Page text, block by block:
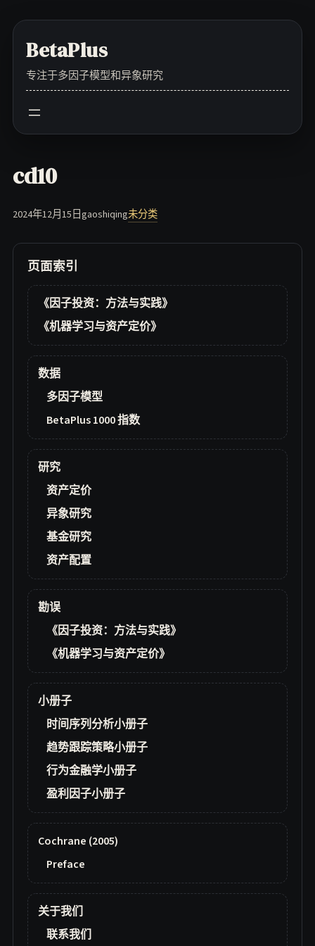
contentBetaPlus
专注于多因子模型和异象研究
cd10
2024年12月15日gaoshiqing未分类
页面索引
《因子投资：方法与实践》
《机器学习与资产定价》
数据
多因子模型
BetaPlus 1000 指数
研究
资产定价
异象研究
基金研究
资产配置
勘误
《因子投资：方法与实践》
《机器学习与资产定价》
小册子
时间序列分析小册子
趋势跟踪策略小册子
行为金融学小册子
盈利因子小册子
Cochrane (2005)
Preface
关于我们
联系我们